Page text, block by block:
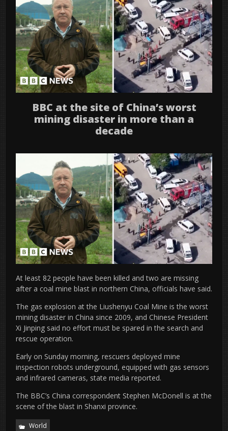
BBC at the site of China’s worst
mining disaster in more than a
decade
At least 82 people have been killed and two are missing
after a coal mine blast in northern China, officials have said.
The gas explosion at the Liushenyu Coal Mine is the worst
mining disaster in China since 2009, and Chinese President
Xi Jinping said no effort must be spared in the search and
rescue operation.
Early on Sunday morning, rescuers deployed mine
inspection robots underground, equipped with gas sensors
and infrared cameras, state media reported.
The BBC’s China correspondent Stephen McDonell is at the
scene of the blast in Shanxi province.
World